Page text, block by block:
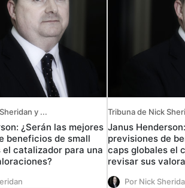
y ...
¿Serán las mejores
beneficios de small
el catalizador para una
Tribuna de Nick
Janus
previsiones de
caps globales el
revisar sus
Por Nick